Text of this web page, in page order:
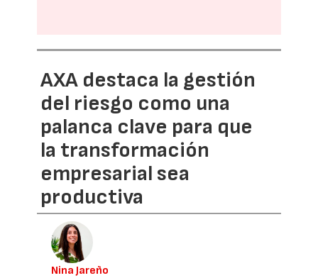
AXA destaca la gestión
del riesgo como una
palanca clave para que
la transformación
empresarial sea
productiva
Nina Jareño